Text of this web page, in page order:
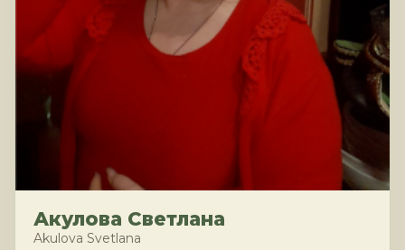
Акулова Светлана
Akulova Svetlana